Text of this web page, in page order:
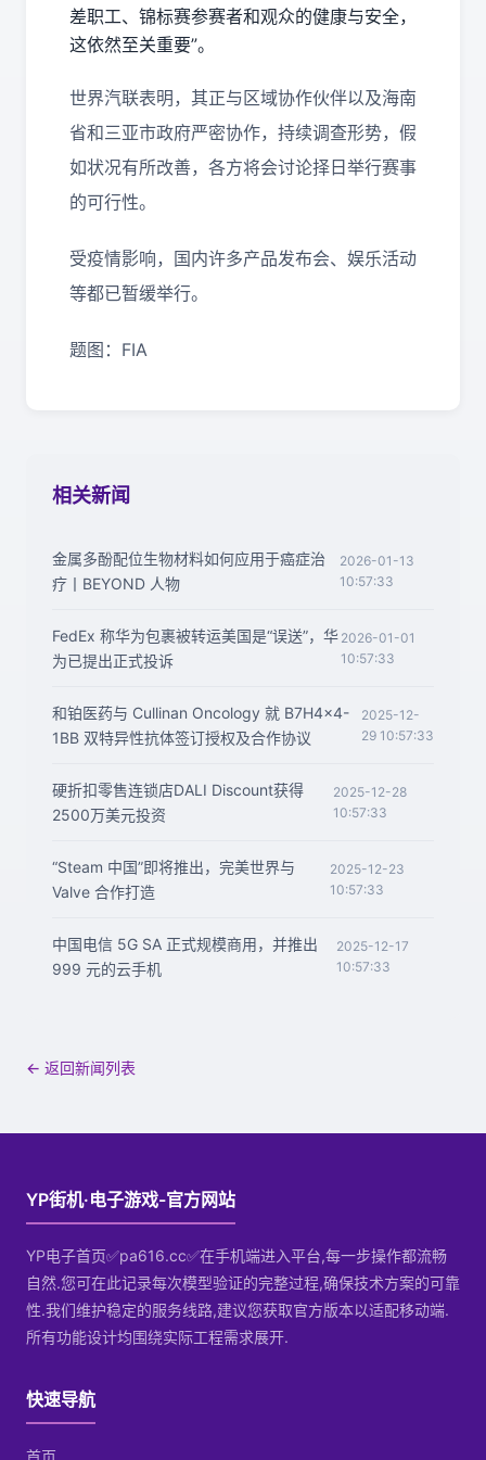
差职工、锦标赛参赛者和观众的健康与安全，
这依然至关重要”。
世界汽联表明，其正与区域协作伙伴以及海南
省和三亚市政府严密协作，持续调查形势，假
如状况有所改善，各方将会讨论择日举行赛事
的可行性。
受疫情影响，国内许多产品发布会、娱乐活动
等都已暂缓举行。
题图：FIA
相关新闻
金属多酚配位生物材料如何应用于癌症治
疗丨BEYOND 人物
2026-01-13
10:57:33
FedEx 称华为包裹被转运美国是“误送”，华
为已提出正式投诉
2026-01-01
10:57:33
和铂医药与 Cullinan Oncology 就 B7H4x4-
1BB 双特异性抗体签订授权及合作协议
2025-12-
29 10:57:33
硬折扣零售连锁店DALI Discount获得
2500万美元投资
2025-12-28
10:57:33
“Steam 中国”即将推出，完美世界与
Valve 合作打造
2025-12-23
10:57:33
中国电信 5G SA 正式规模商用，并推出
999 元的云手机
2025-12-17
10:57:33
← 返回新闻列表
YP街机·电子游戏-官方网站
YP电子首页✅pa616.cc✅在手机端进入平台,每一步操作都流畅
自然.您可在此记录每次模型验证的完整过程,确保技术方案的可靠
性.我们维护稳定的服务线路,建议您获取官方版本以适配移动端.
所有功能设计均围绕实际工程需求展开.
快速导航
首页